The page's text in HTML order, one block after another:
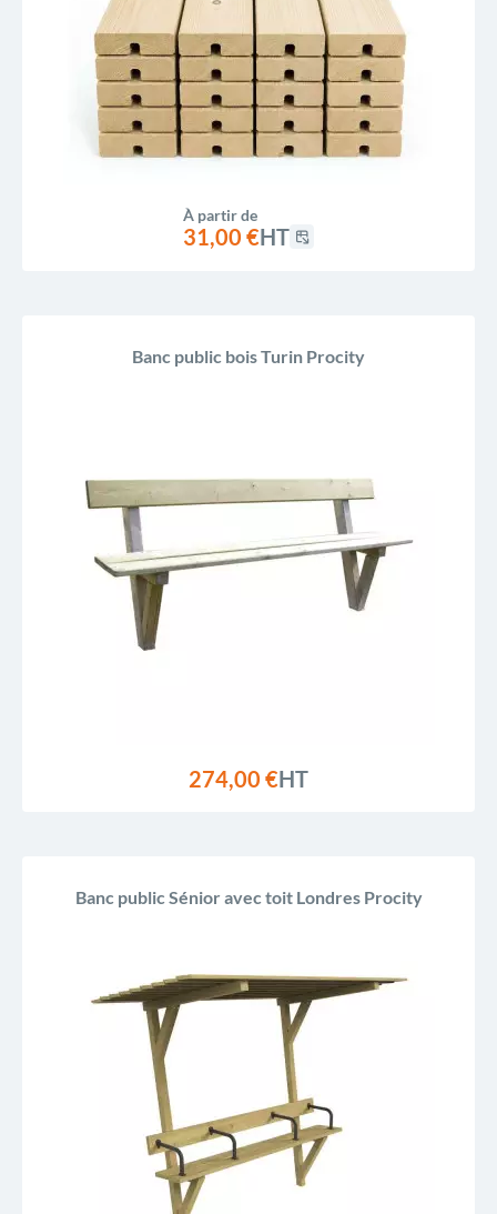
À partir de
31,00 €HT
Banc public bois Turin Procity
274,00 €HT
Banc public Sénior avec toit Londres Procity